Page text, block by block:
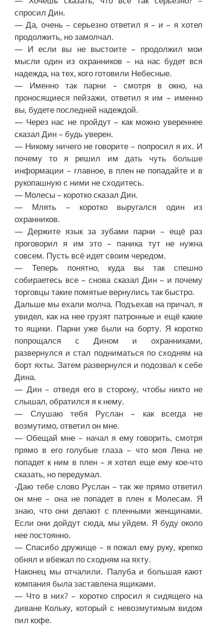
спросил Дин.
— Да, очень – серьезно ответил я – и – я хотел
продолжить, но замолчал.
— И если вы не выстоите – продолжил мои
мысли один из охранников – на нас будет вся
надежда, на тех, кого готовили Небесные.
— Именно так парни – смотря в окно, на
проносящиеся пейзажи, ответил я им – именно
вы, будете последней надеждой.
— Через нас не пройдут – как можно увереннее
сказал Дин – будь уверен.
— Никому ничего не говорите – попросил я их. И
почему то я решил им дать чуть больше
информации – главное, в плен не попадайте и в
рукопашную с ними не сходитесь.
— Молесы – коротко сказал Дин.
— Млять – коротко выругался один из
охранников.
— Держите язык за зубами парни – ещё раз
проговорил я им это – паника тут не нужна
совсем. Пусть всё идет своим чередом.
— Теперь понятно, куда вы так спешно
собираетесь все – снова сказал Дин – и почему
торговцы такие помятые вернулись так быстро.
Дальше мы ехали молча. Подъехав на причал, я
увидел, как на нее грузят патронные и ещё какие
то ящики. Парни уже были на борту. Я коротко
попрощался с Дином и охранниками,
развернулся и стал подниматься по сходням на
борт яхты. Затем развернулся и подозвал к себе
Дина.
— Дин – отведя его в сторону, чтобы никто не
слышал, обратился я к нему.
— Слушаю тебя Руслан – как всегда не
возмутимо, ответил он мне.
— Обещай мне – начал я ему говорить, смотря
прямо в его голубые глаза – что моя Лена не
попадет к ним в плен – я хотел еще ему кое-что
сказать, но передумал.
-Даю тебе слово Руслан – так же прямо ответил
он мне – она не попадет в плен к Молесам. Я
знаю, что они делают с пленными женщинами.
Если они дойдут сюда, мы уйдем. Я буду около
нее постоянно.
— Спасибо дружище – я пожал ему руку, крепко
обнял и вбежал по сходням на яхту.
Наконец мы отчалили. Палуба и большая кают
компания была заставлена ящиками.
— Что в них? – коротко спросил я сидящего на
диване Кольку, который с невозмутимым видом
пил кофе.